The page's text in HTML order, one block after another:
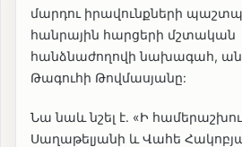
մարդու իրավունքների
հանրային հարցերի մշտական
հանձնաժողովի նախագահ,
Թագուհի Թովմասյանը:
Նա նաև նշել է. «Ի
Սաղաթելյանի և Վահե